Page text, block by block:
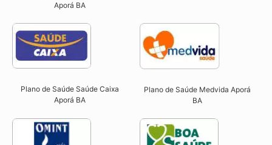
Aporá BA
Plano de Saúde Saúde Caixa
Aporá BA​
Plano de Saúde Medvida Aporá
BA